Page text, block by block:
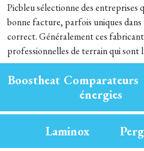
Picbleu sélectionne des entreprises
bonne facture, parfois uniques
correct. Généralement ces
professionnelles de terrain qui sont
Boostheat Comparateurs
énergies
Laminox